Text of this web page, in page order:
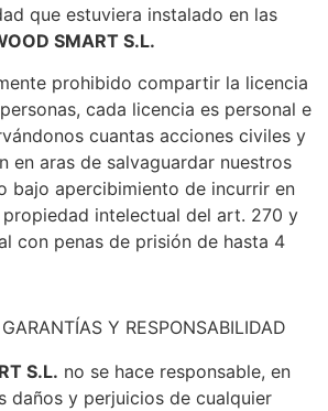
que estuviera instalado en las
SMART S.L.
prohibido compartir la licencia
cada licencia es personal e
cuantas acciones civiles y
en aras de salvaguardar nuestros
bajo apercibimiento de incurrir en
intelectual del art. 270 y
con penas de prisión de hasta 4
Y RESPONSABILIDAD
S.L. no se hace responsable, en
daños y perjuicios de cualquier